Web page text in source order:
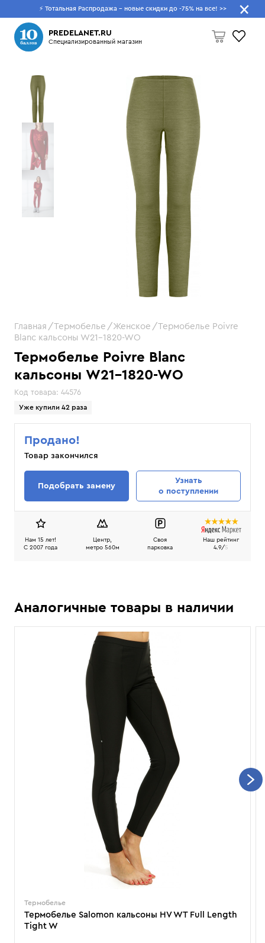
⚡ Тотальная Распродажа - новые скидки до -75% на все! >>
PREDELANET.RU
Специализированный магазин
Пусто
Что будем искать?
Термобелье Poivre Blanc
кальсоны W21-1820-WO
Код товара: 44576
Уже купили 42 раза
Главная Термобелье Женское
Термобелье Poivre
Blanc кальсоны W21-1820-WO
Продано!
Товар закончился
Подобрать замену
Узнать
о поступлении
Нам 15 лет!
C 2007 года
Центр,
метро 560м
Своя
парковка
Наш рейтинг
4.9/5
Аналогичные товары в наличии
Термобелье
Термобелье Salomon кальсоны HV WT Full Length
Tight W